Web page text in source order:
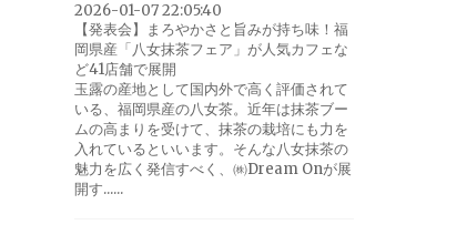
2026-01-07 22:05:40
【発表会】まろやかさと旨みが持ち味！福
岡県産「八女抹茶フェア」が人気カフェな
ど41店舗で展開
玉露の産地として国内外で高く評価されて
いる、福岡県産の八女茶。近年は抹茶ブー
ムの高まりを受けて、抹茶の栽培にも力を
入れているといいます。そんな八女抹茶の
魅力を広く発信すべく、㈱Dream Onが展
開す......